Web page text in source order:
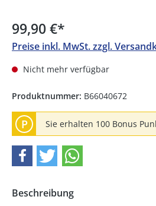
99,90 €*
Preise inkl. MwSt. zzgl.
Nicht mehr verfügbar
Produktnummer: B66040672
P Sie erhalten 100 Bonus
Beschreibung